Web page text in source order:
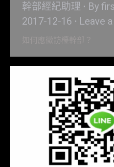
幹部經紀助理 By
2017-12-16
Leave
如何應徵訪檯幹部？